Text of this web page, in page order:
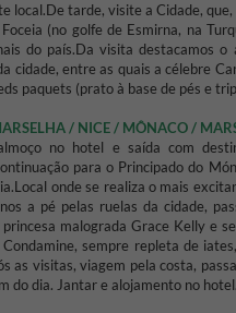
local.De tarde, visite a Cidade,
(no golfe de Esmirna, na
do país.Da visita destacamos o
cidade, entre as quais a célebre
paquets (prato à base de pés e
/ NICE / MÔNACO /
no hotel e saída com
para o Principado do
Local onde se realiza o mais
a pé pelas ruelas da cidade,
malograda Grace Kelly e
sempre repleta de
as visitas, viagem pela costa,
do dia. Jantar e alojamento no hotel.